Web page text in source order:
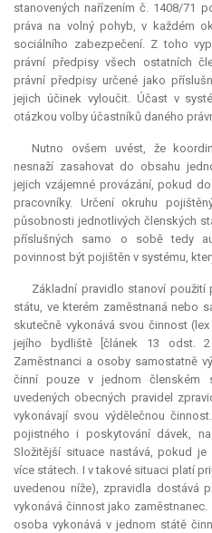
stanovených nařízením č. 1408/71
práva na volný pohyb, v každém
sociálního zabezpečení. Z toho
právní předpisy všech ostatních
právní předpisy určené jako
jejich účinek vyloučit. Účast v
otázkou volby účastníků daného
Nutno ovšem uvést, že
nesnaží zasahovat do obsahu
jejich vzájemné provázání, pokud
pracovníky. Určení okruhu
působnosti jednotlivých členských
příslušných samo o sobě tedy
povinnost být pojištěn v systému,
Základní pravidlo stanoví
státu, ve kterém zaměstnaná nebo
skutečně vykonává svou činnost (
jejího bydliště [článek 13 odst.
Zaměstnanci a osoby samostatně
činní pouze v jednom členském
uvedených obecných pravidel
vykonávají svou výdělečnou
pojistného i poskytování dávek,
Složitější situace nastává, pokud je
více státech. I v takové situaci platí
uvedenou níže), zpravidla dostává
vykonává činnost jako
osoba vykonává v jednom státě